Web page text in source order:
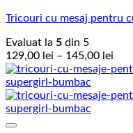
Tricouri cu mesaj pentru
Evaluat la 5 din 5
129,00 lei – 145,00 lei
de